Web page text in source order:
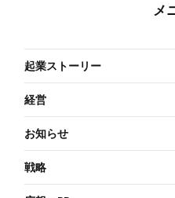
メ
起業ストーリー
経営
お知らせ
戦略